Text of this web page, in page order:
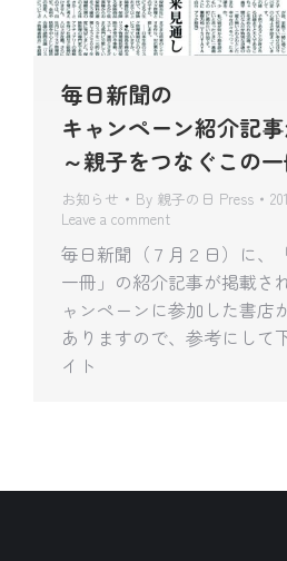
毎日新聞の
キャンペーン紹介記
～親子をつなぐこの
お知らせ By 親子の日 Press
Leave a comment
毎日新聞（７月２日）に、
一冊」の紹介記事が掲載さ
ャンペーンに参加した書店
ありますので、参考にして
イト